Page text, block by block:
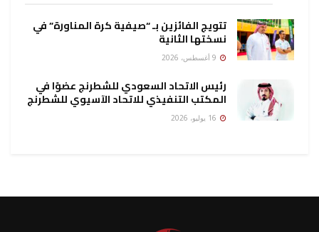
تتويج الفائزين بـ “صيفية كرة المناورة” في
نسختها الثانية
رئيس الاتحاد السعودي للشطرنج عضوًا في
المكتب التنفيذي للاتحاد الآسيوي للشطرنج